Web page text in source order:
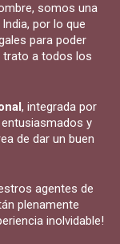
somos una
por lo que
para poder
trato a todos los
, integrada por
y
de dar un buen
agentes de
plenamente
inolvidable!